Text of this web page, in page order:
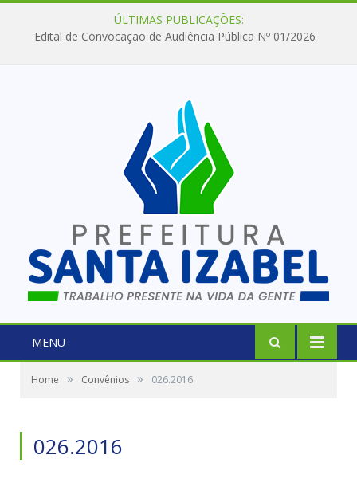
ÚLTIMAS PUBLICAÇÕES:
Edital de Convocação de Audiência Pública Nº 01/2026
MENU
Home » Convênios » 026.2016
026.2016